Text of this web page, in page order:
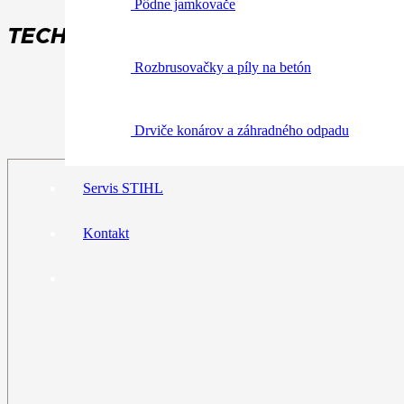
Pôdne jamkovače
Rozbrusovačky a píly na betón
Drviče konárov a záhradného odpadu
Servis STIHL
Kontakt
TECHNICKÉ ÚDAJE: